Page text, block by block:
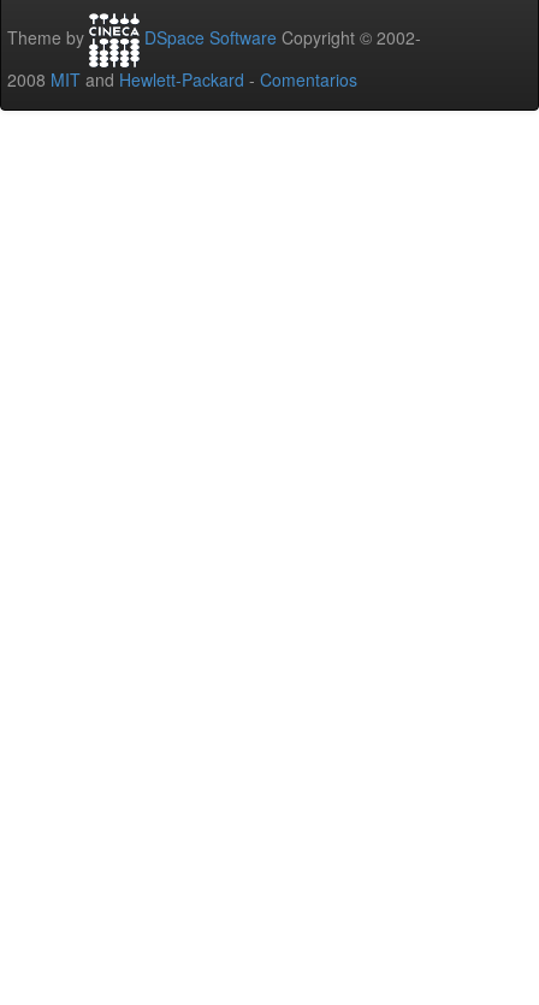
Theme by DSpace Software Copyright © 2002-
2008 MIT and Hewlett-Packard - Comentarios